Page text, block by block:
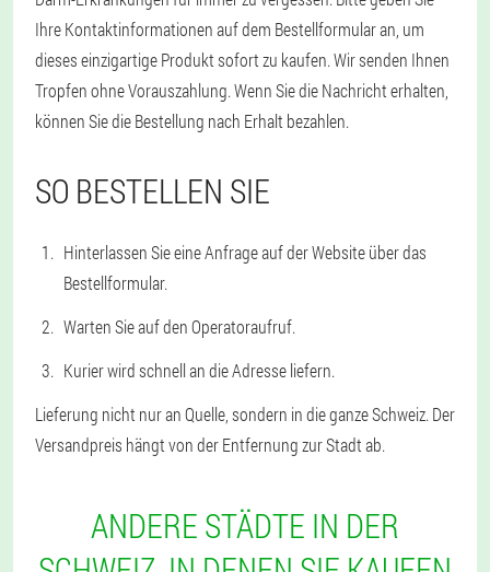
Ihre Kontaktinformationen auf dem Bestellformular an, um
dieses einzigartige Produkt sofort zu kaufen. Wir senden Ihnen
Tropfen ohne Vorauszahlung. Wenn Sie die Nachricht erhalten,
können Sie die Bestellung nach Erhalt bezahlen.
SO BESTELLEN SIE
Hinterlassen Sie eine Anfrage auf der Website über das
Bestellformular.
Warten Sie auf den Operatoraufruf.
Kurier wird schnell an die Adresse liefern.
Lieferung nicht nur an Quelle, sondern in die ganze Schweiz. Der
Versandpreis hängt von der Entfernung zur Stadt ab.
ANDERE STÄDTE IN DER